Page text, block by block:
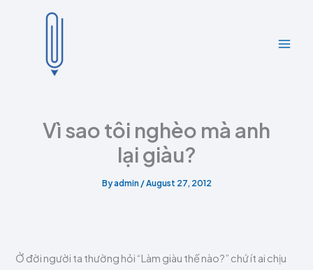
Vì sao tôi nghèo mà anh
lại giàu?
Byadmin /August 27, 2012
Ở đời người ta thường hỏi “Làm giàu thế nào?” chứ ít ai chịu